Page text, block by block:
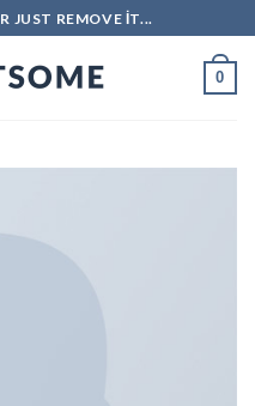
JUST REMOVE IT...
0